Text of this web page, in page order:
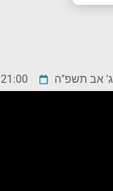
21:00 ג' אב תשפ"ה